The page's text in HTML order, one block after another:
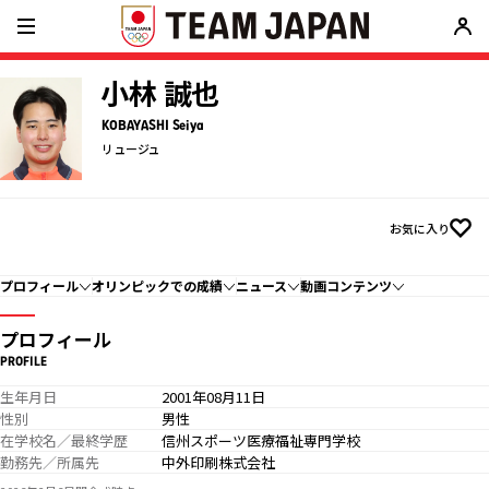
小林 誠也
KOBAYASHI Seiya
リュージュ
お気に入り
プロフィール オリンピックでの成績 ニュース 動画コンテンツ
プロフィール
PROFILE
生年月日
2001年08月11日
性別
男性
在学校名／最終学歴
信州スポーツ医療福祉専門学校
勤務先／所属先
中外印刷株式会社